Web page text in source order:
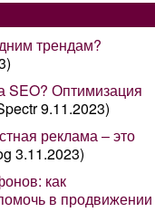
трендам?
SEO? Оптимизация
9.11.2023)
реклама – это
3.11.2023)
как
в продвижении